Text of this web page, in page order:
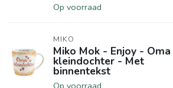
Op voorraad
MIKO
Miko Mok - Enjoy - Oma
kleindochter - Met
binnentekst
Op voorraad